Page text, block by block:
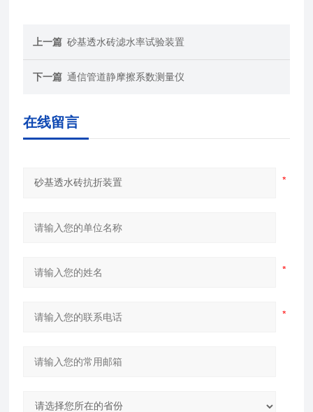
上一篇 砂基透水砖滤水率试验装置
下一篇 通信管道静摩擦系数测量仪
在线留言